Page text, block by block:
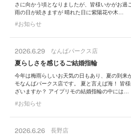
さに向かう頃となりましたが、皆様いかがお過
雨の日が続きますが 晴れた日に紫陽花や木…
お知らせ
2026.6.29 なんばパークス店
夏らしさを感じるご結婚指輪
今年は梅雨らしいお天気の日もあり、夏の到来
モなんばパークス店です。 夏と言えば海！ 皆
ざいますか？ アイプリモの結婚指輪の中には…
お知らせ
2026.6.26 長野店